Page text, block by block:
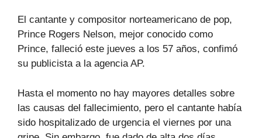
El cantante y compositor norteamericano de pop,
Prince Rogers Nelson, mejor conocido como
Prince, falleció este jueves a los 57 años, confimó
su publicista a la agencia AP.
Hasta el momento no hay mayores detalles sobre
las causas del fallecimiento, pero el cantante había
sido hospitalizado de urgencia el viernes por una